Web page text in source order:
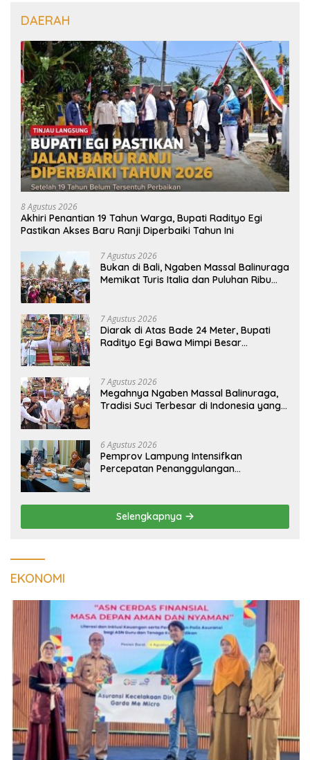
DAERAH
8 Agustus 2026
Akhiri Penantian 19 Tahun Warga, Bupati Radityo Egi
Pastikan Akses Baru Ranji Diperbaiki Tahun Ini
7 Agustus 2026
Bukan di Bali, Ngaben Massal Balinuraga
Memikat Turis Italia dan Puluhan Ribu
7 Agustus 2026
Diarak di Atas Bade 24 Meter, Bupati
Radityo Egi Bawa Mimpi Besar
7 Agustus 2026
Megahnya Ngaben Massal Balinuraga,
Tradisi Suci Terbesar di Indonesia yang
6 Agustus 2026
Pemprov Lampung Intensifkan
Percepatan Penanggulangan
Selengkapnya
EKONOMI